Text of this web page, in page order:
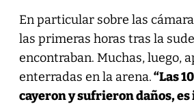
En particular sobre las
las primeras horas tras la
encontraban. Muchas, luego,
enterradas en la arena.“Las
cayeron y sufrieron daños,